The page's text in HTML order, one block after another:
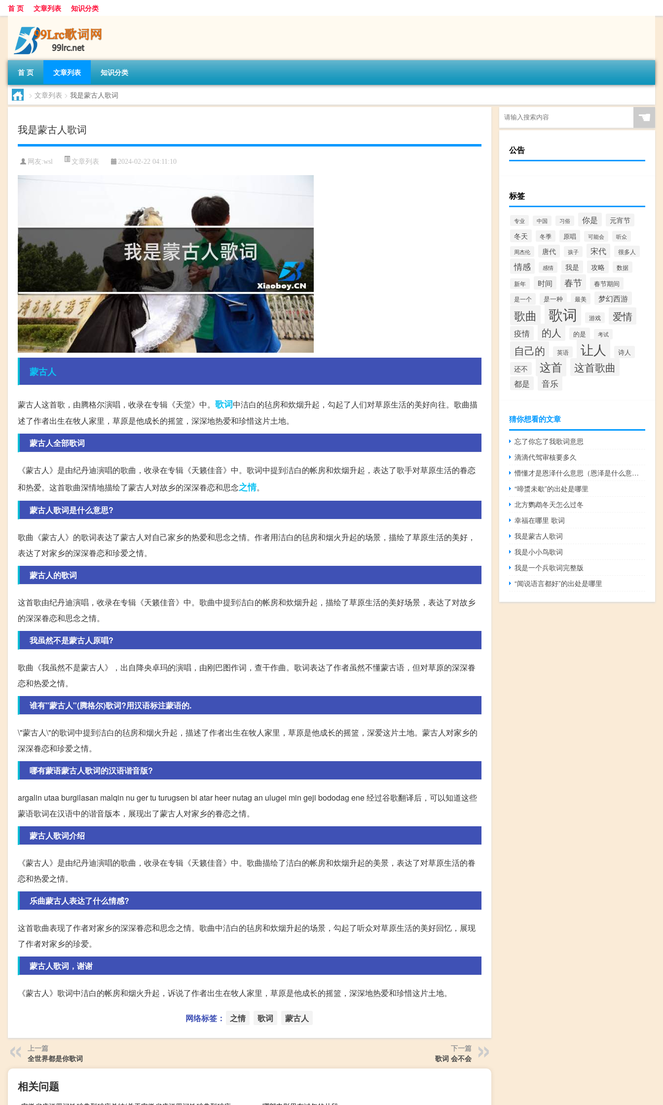
首 页 文章列表 知识分类
首 页 文章列表 知识分类
> 文章列表 > 我是蒙古人歌词
我是蒙古人歌词
网友:wsl 文章列表 2024-02-22 04:11:10
蒙古人
蒙古人这首歌，由腾格尔演唱，收录在专辑《天堂》中。 歌词中洁白的毡房和炊烟升起，勾起了人们对草原生活的美好向往。歌曲描
述了作者出生在牧人家里，草原是他成长的摇篮，深深地热爱和珍惜这片土地。
蒙古人全部歌词
《蒙古人》是由纪丹迪演唱的歌曲，收录在专辑《天籁佳音》中。歌词中提到洁白的帐房和炊烟升起，表达了歌手对草原生活的眷恋
和热爱。这首歌曲深情地描绘了蒙古人对故乡的深深眷恋和思念之情。
蒙古人歌词是什么意思?
歌曲《蒙古人》的歌词表达了蒙古人对自己家乡的热爱和思念之情。作者用洁白的毡房和烟火升起的场景，描绘了草原生活的美好，
表达了对家乡的深深眷恋和珍爱之情。
蒙古人的歌词
这首歌由纪丹迪演唱，收录在专辑《天籁佳音》中。歌曲中提到洁白的帐房和炊烟升起，描绘了草原生活的美好场景，表达了对故乡
的深深眷恋和思念之情。
我虽然不是蒙古人原唱?
歌曲《我虽然不是蒙古人》，出自降央卓玛的演唱，由刚巴图作词，查干作曲。歌词表达了作者虽然不懂蒙古语，但对草原的深深眷
恋和热爱之情。
谁有"蒙古人"(腾格尔)歌词?用汉语标注蒙语的.
\"蒙古人\"的歌词中提到洁白的毡房和烟火升起，描述了作者出生在牧人家里，草原是他成长的摇篮，深爱这片土地。蒙古人对家乡的
深深眷恋和珍爱之情。
哪有蒙语蒙古人歌词的汉语谐音版?
argalin utaa burgilasan malqin nu ger tu turugsen bi atar heer nutag an ulugei min geji bododag ene 经过谷歌翻译后，可以知道这些
蒙语歌词在汉语中的谐音版本，展现出了蒙古人对家乡的眷恋之情。
蒙古人歌词介绍
《蒙古人》是由纪丹迪演唱的歌曲，收录在专辑《天籁佳音》中。歌曲描绘了洁白的帐房和炊烟升起的美景，表达了对草原生活的眷
恋和热爱之情。
乐曲蒙古人表达了什么情感?
这首歌曲表现了作者对家乡的深深眷恋和思念之情。歌曲中洁白的毡房和炊烟升起的场景，勾起了听众对草原生活的美好回忆，展现
了作者对家乡的珍爱。
蒙古人歌词，谢谢
《蒙古人》歌词中洁白的帐房和烟火升起，诉说了作者出生在牧人家里，草原是他成长的摇篮，深深地热爱和珍惜这片土地。
网络标签： 之情 歌词 蒙古人
上一篇
全世界都是你歌词
下一篇
歌词 会不会
相关问题
☚
公告
标签
专业 中国 习俗 你是
元宵节
冬天
冬季 原唱 可能会
听众
周杰伦
唐代 孩子 宋代 很多人
情感 感情 我是 攻略 数据
新年 时间 春节 春节期间
是一个 是一种 最美 梦幻西游
歌曲 歌词 游戏 爱情
疫情 的人 的是 考试
自己的 英语 让人 诗人
还不 这首 这首歌曲
都是 音乐
猜你想看的文章
忘了你忘了我歌词意思
滴滴代驾审核要多久
懵懂才是恩泽什么意思（恩泽是什么意思）
“啼螀未歇”的出处是哪里
北方鹦鹉冬天怎么过冬
幸福在哪里 歌词
我是蒙古人歌词
我是小小鸟歌词
我是一个兵歌词完整版
“闻说语言都好”的出处是哪里